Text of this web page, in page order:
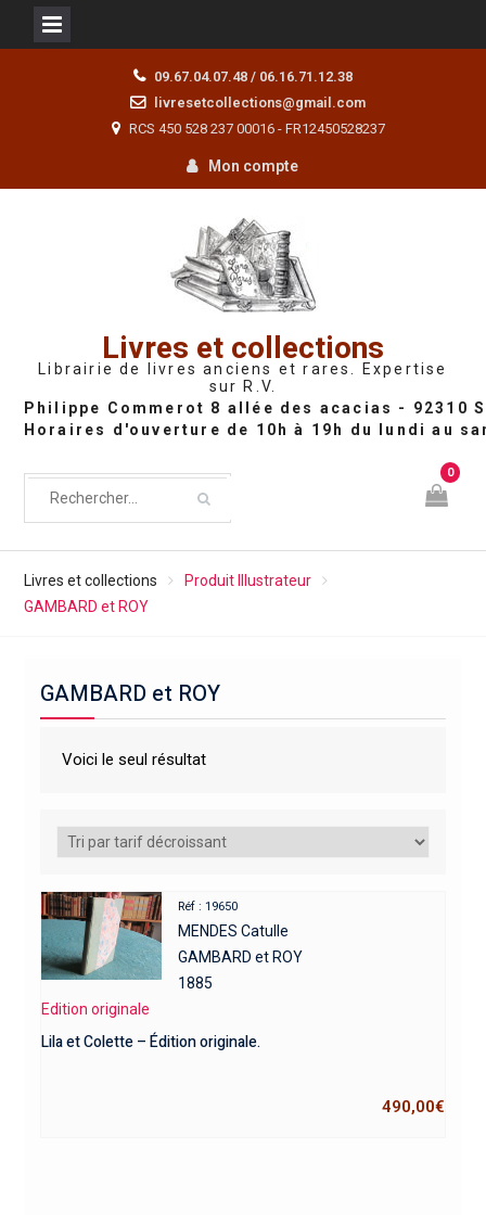
09.67.04.07.48 / 06.16.71.12.38
livresetcollections@gmail.com
RCS 450 528 237 00016 - FR12450528237
Mon compte
Livres et collections
Librairie de livres anciens et rares. Expertise
sur R.V.
0
Livres et collections
Produit Illustrateur
GAMBARD et ROY
GAMBARD et ROY
Voici le seul résultat
Réf : 19650
MENDES Catulle
GAMBARD et ROY
1885
Edition originale
Lila et Colette – Édition originale.
490,00€